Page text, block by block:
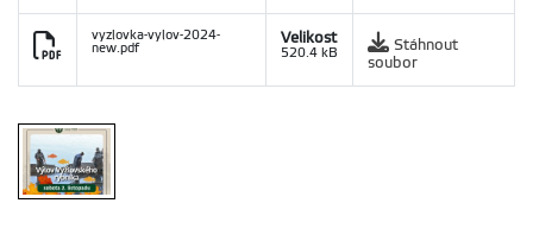
vyzlovka-vylov-2024-
new.pdf
Velikost
520.4 kB
Stáhnout
soubor